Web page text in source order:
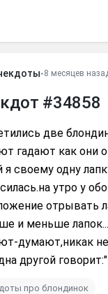
•8 месяцев
#34858
две
гадают как они
я своему одну
утро у
отрывать
и меньше
думают,никак
другой
про блондинок